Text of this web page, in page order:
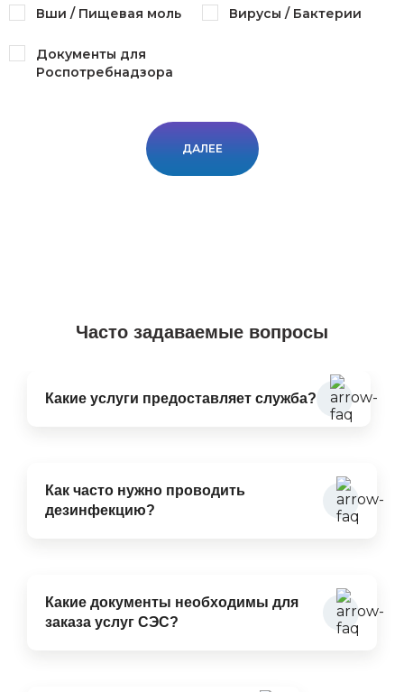
Вши / Пищевая моль Вирусы / Бактерии
Документы для
Роспотребнадзора
ДАЛЕЕ
Часто задаваемые вопросы
Какие услуги предоставляет служба?
Как часто нужно проводить
дезинфекцию?
Какие документы необходимы для
заказа услуг СЭС?